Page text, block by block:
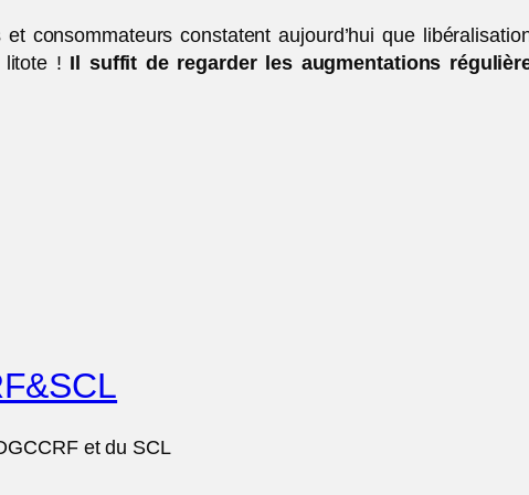
consommateurs constatent aujourd’hui que
litote ! Il suffit de regarder les augmentations
et du SCL